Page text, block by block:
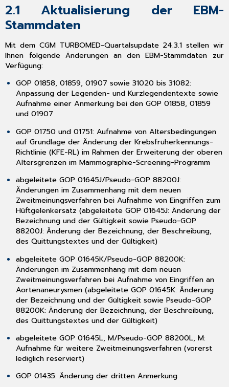
3.5
Einschreibung
HzV-
Vertrag
in
Facharztebene
3.6
Übernahme
Hilfsmittel
über
CGM
ASSIST-
Hinweis
Umsetzung
Kundenwünsche
3.7.1
Integration
der
Formulare
für
das
Krebsregister
Brandenburg-
Berlin
3.7.2
Aktualisierung
[Ärztliche
Eignungsbeurteilung]
3.7.3
BSNR-
Auswahl
2.1 Aktualisierung der EBM-
Stammdaten
Mit dem CGM TURBOMED-Quartalsupdate 24.3.1 stellen wir
Ihnen folgende Änderungen an den EBM-Stammdaten zur
Verfügung:
GOP 01858, 01859, 01907 sowie 31020 bis 31082:
Anpassung der Legenden- und Kurzlegendentexte sowie
Aufnahme einer Anmerkung bei den GOP 01858, 01859
und 01907
GOP 01750 und 01751: Aufnahme von Altersbedingungen
auf Grundlage der Änderung der Krebsfrüherkennungs-
Richtlinie (KFE-RL) im Rahmen der Erweiterung der oberen
Altersgrenzen im Mammographie-Screening-Programm
abgeleitete GOP 01645J/Pseudo-GOP 88200J:
Änderungen im Zusammenhang mit dem neuen
Zweitmeinungsverfahren bei Aufnahme von Eingriffen zum
Hüftgelenkersatz (abgeleitete GOP 01645J: Änderung der
Bezeichnung und der Gültigkeit sowie Pseudo-GOP
88200J: Änderung der Bezeichnung, der Beschreibung,
des Quittungstextes und der Gültigkeit)
abgeleitete GOP 01645K/Pseudo-GOP 88200K:
Änderungen im Zusammenhang mit dem neuen
Zweitmeinungsverfahren bei Aufnahme von Eingriffen an
Aortenaneurysmen (abgeleitete GOP 01645K: Änderung
der Bezeichnung und der Gültigkeit sowie Pseudo-GOP
88200K: Änderung der Bezeichnung, der Beschreibung,
des Quittungstextes und der Gültigkeit)
abgeleitete GOP 01645L, M/Pseudo-GOP 88200L, M:
Aufnahme für weitere Zweitmeinungsverfahren (vorerst
lediglich reserviert)
GOP 01435: Änderung der dritten Anmerkung